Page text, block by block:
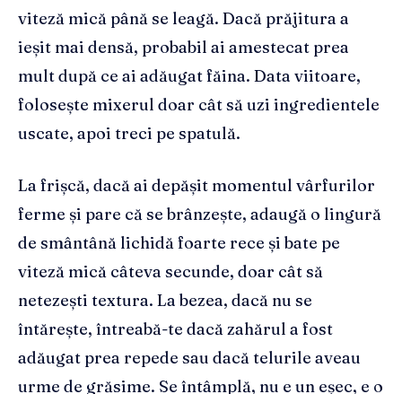
viteză mică până se leagă. Dacă prăjitura a
ieșit mai densă, probabil ai amestecat prea
mult după ce ai adăugat făina. Data viitoare,
folosește mixerul doar cât să uzi ingredientele
uscate, apoi treci pe spatulă.
La frișcă, dacă ai depășit momentul vârfurilor
ferme și pare că se brânzește, adaugă o lingură
de smântână lichidă foarte rece și bate pe
viteză mică câteva secunde, doar cât să
netezești textura. La bezea, dacă nu se
întărește, întreabă-te dacă zahărul a fost
adăugat prea repede sau dacă telurile aveau
urme de grăsime. Se întâmplă, nu e un eșec, e o